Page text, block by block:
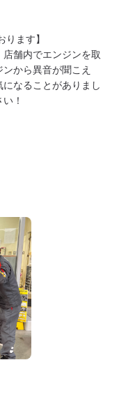
ます】
舗内でエンジンを取
から異音が聞こえ
なることがありまし
！